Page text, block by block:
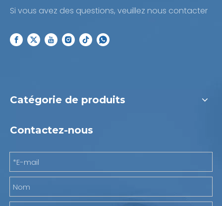
Si vous avez des questions, veuillez nous contacter
Catégorie de produits
Contactez-nous